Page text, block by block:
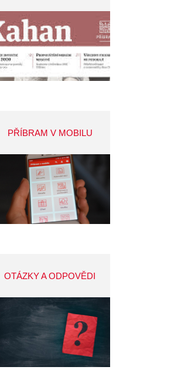
PŘÍBRAM V MOBILU
OTÁZKY A ODPOVĚDI